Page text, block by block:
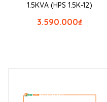
1.5KVA (HPS 1.5K-12)
₫
3.590.000